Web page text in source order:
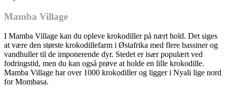
Mamba Village
I Mamba Village kan du opleve krokodiller på nært hold. Det siges
at være den største krokodillefarm i Østafrika med flere bassiner og
vandhuller til de imponerende dyr. Stedet er især populært ved
fodringstid, men du kan også prøve at holde en lille krokodille.
Mamba Village har over 1000 krokodiller og ligger i Nyali lige nord
for Mombasa.